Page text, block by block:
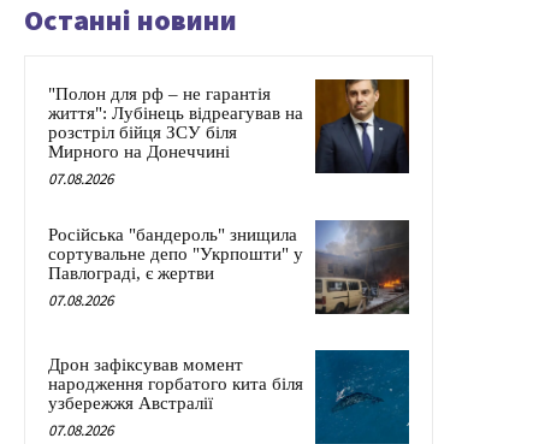
Останні новини
"Полон для рф – не гарантія
життя": Лубінець відреагував на
розстріл бійця ЗСУ біля
Мирного на Донеччині
07.08.2026
Російська "бандероль" знищила
сортувальне депо "Укрпошти" у
Павлограді, є жертви
07.08.2026
Дрон зафіксував момент
народження горбатого кита біля
узбережжя Австралії
07.08.2026